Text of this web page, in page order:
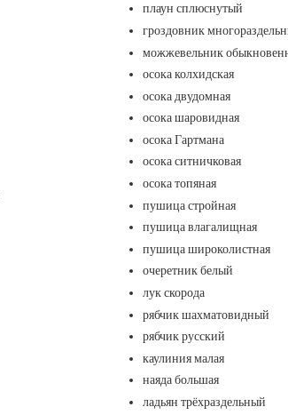
плаун сплюснутый
гроздовник
можжевельник
осока колхидская
осока двудомная
осока шаровидная
осока Гартмана
осока ситничковая
осока топяная
пушица стройная
пушица влагалищная
пушица широколистная
очеретник белый
лук скорода
рябчик шахматовидный
рябчик русский
каулиния малая
наяда большая
ладьян трёхраздельный